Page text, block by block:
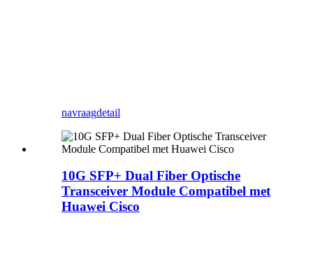
navraagdetail
10G SFP+ Dual Fiber Optische
Transceiver Module Compatibel met
Huawei Cisco